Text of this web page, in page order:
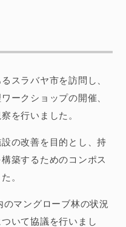
スラバヤ市を訪問し、
ークショップの開催、
を行いました。
の改善を目的とし、持
築するためのコンポス
。
のマングローブ林の状況
いて協議を行いまし